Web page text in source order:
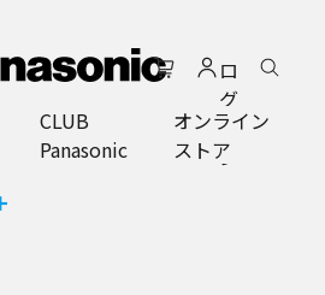
ロ
グ
イ
ン
CLUB
Panasonic
オンライン
ストア